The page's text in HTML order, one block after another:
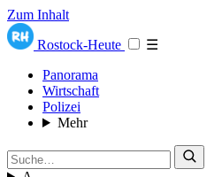
Zum Inhalt
Rostock-Heute
☰
Panorama
Wirtschaft
Polizei
Mehr